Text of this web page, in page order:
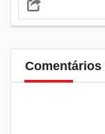
Comentários